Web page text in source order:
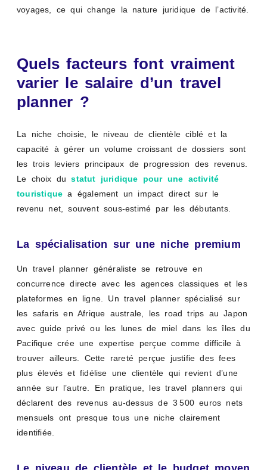
voyages, ce qui change la nature juridique de l’activité.
Quels facteurs font vraiment
varier le salaire d’un travel
planner ?
La niche choisie, le niveau de clientèle ciblé et la
capacité à gérer un volume croissant de dossiers sont
les trois leviers principaux de progression des revenus.
Le choix dustatut juridique pour une activité
touristique a également un impact direct sur le
revenu net, souvent sous-estimé par les débutants.
La spécialisation sur une niche premium
Un travel planner généraliste se retrouve en
concurrence directe avec les agences classiques et les
plateformes en ligne. Un travel planner spécialisé sur
les safaris en Afrique australe, les road trips au Japon
avec guide privé ou les lunes de miel dans les îles du
Pacifique crée une expertise perçue comme difficile à
trouver ailleurs. Cette rareté perçue justifie des fees
plus élevés et fidélise une clientèle qui revient d’une
année sur l’autre. En pratique, les travel planners qui
déclarent des revenus au-dessus de 3 500 euros nets
mensuels ont presque tous une niche clairement
identifiée.